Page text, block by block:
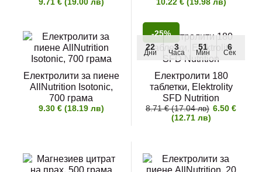
Електролити за пиене
AllNutrition Isotonic,
700 грама
9.30 € (18.19 лв)
-25%
22
Дни
3
Часа
51
Мин
4
Сек
Електролити 180
таблетки, Elektrolity
SFD Nutrition
8.71 € (17.04 лв) 6.50 €
(12.71 лв)